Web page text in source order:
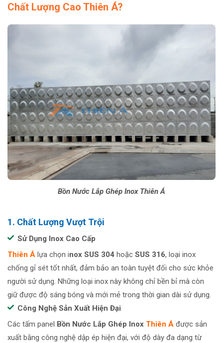
Chất Lượng Cao Thiên Á?
Bồn Nước Lắp Ghép Inox Thiên Á
1. Chất Lượng Vượt Trội
Sử Dụng Inox Cao Cấp
Thiên Á lựa chọn inox SUS 304 hoặc SUS 316, loại inox
chống gỉ sét tốt nhất, đảm bảo an toàn tuyệt đối cho sức khỏe
người sử dụng. Những loại inox này không chỉ bền bỉ mà còn
giữ được độ sáng bóng và mới mẻ trong thời gian dài sử dụng.
Công Nghệ Sản Xuất Hiện Đại
Các tấm panel Bồn Nước Lắp Ghép Inox Thiên Á được sản
xuất bằng công nghệ dập ép hiện đại, với độ dày đa dạng từ